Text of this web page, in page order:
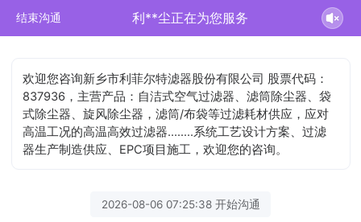
结束沟通 利**尘正在为您服务
欢迎您咨询新乡市利菲尔特滤器股份有限公司 股票代码：
837936，主营产品：自洁式空气过滤器、滤筒除尘器、袋
式除尘器、旋风除尘器，滤筒/布袋等过滤耗材供应，应对
高温工况的高温高效过滤器........系统工艺设计方案、过滤
器生产制造供应、EPC项目施工，欢迎您的咨询。
2026-08-06 07:25:38 开始沟通